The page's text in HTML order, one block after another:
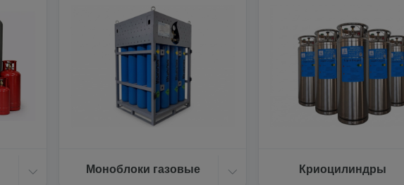
Моноблоки газовые Криоцилиндры